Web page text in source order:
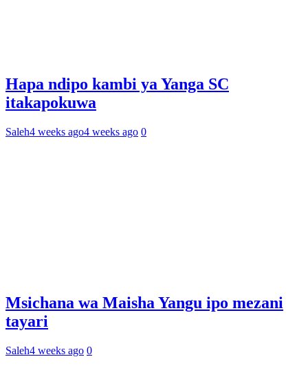
Hapa ndipo kambi ya Yanga SC
itakapokuwa
Saleh4 weeks ago4 weeks ago 0
Msichana wa Maisha Yangu ipo mezani
tayari
Saleh4 weeks ago 0